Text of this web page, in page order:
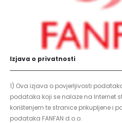
Izjava o privatnosti
1) Ova izjava o povjerljivosti
podataka koji se nalaze na Internet
korištenjem te stranice prikupljene i
podataka FANFAN d.o.o.